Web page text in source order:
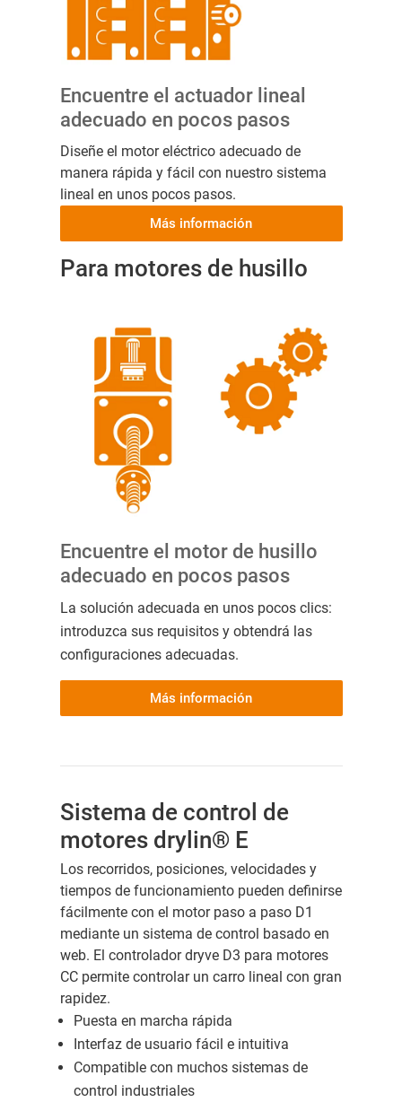
Encuentre el actuador lineal
adecuado en pocos pasos
Diseñe el motor eléctrico adecuado de
manera rápida y fácil con nuestro sistema
lineal en unos pocos pasos.
Más información
Para motores de husillo
Encuentre el motor de husillo
adecuado en pocos pasos
La solución adecuada en unos pocos clics:
introduzca sus requisitos y obtendrá las
configuraciones adecuadas.
Más información
Sistema de control de
motores drylin® E
Los recorridos, posiciones, velocidades y
tiempos de funcionamiento pueden definirse
fácilmente con el motor paso a paso D1
mediante un sistema de control basado en
web. El controlador dryve D3 para motores
CC permite controlar un carro lineal con gran
rapidez.
Puesta en marcha rápida
Interfaz de usuario fácil e intuitiva
Compatible con muchos sistemas de
control industriales